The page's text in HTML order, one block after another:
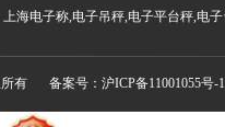
海电子称,电子吊秤,电子平台秤,电
有 备案号：沪ICP备11001055号-1